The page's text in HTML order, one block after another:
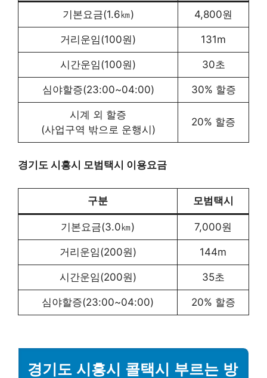
기본요금(1.6㎞) 4,800원
거리운임(100원) 131m
시간운임(100원) 30초
심야할증(23:00~04:00) 30% 할증
시계 외 할증
(사업구역 밖으로 운행시)
20% 할증
경기도 시흥시 모범택시 이용요금
구분 모범택시
기본요금(3.0㎞) 7,000원
거리운임(200원) 144m
시간운임(200원) 35초
심야할증(23:00~04:00) 20% 할증
경기도 시흥시 콜택시 부르는 방